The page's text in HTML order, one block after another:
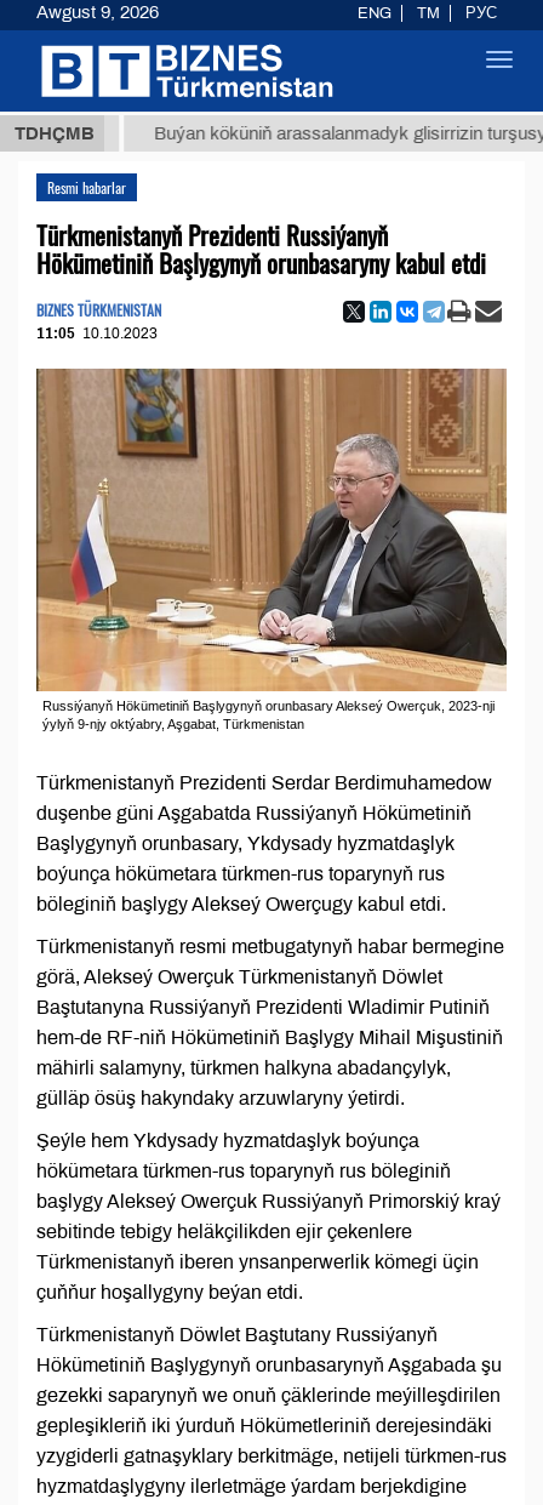
TDHÇMBBuýan köküniň arassalanmadyk glisirrizin turşusy (t.)
Resmi habarlar
Türkmenistanyň Prezidenti Russiýanyň
Hökümetiniň Başlygynyň orunbasaryny kabul etdi
BIZNES TÜRKMENISTAN
11:05 10.10.2023
Russiýanyň Hökümetiniň Başlygynyň orunbasary Alekseý Owerçuk, 2023-nji
ýylyň 9-njy oktýabry, Aşgabat, Türkmenistan
Türkmenistanyň Prezidenti Serdar Berdimuhamedow
duşenbe güni Aşgabatda Russiýanyň Hökümetiniň
Başlygynyň orunbasary, Ykdysady hyzmatdaşlyk
boýunça hökümetara türkmen-rus toparynyň rus
böleginiň başlygy Alekseý Owerçugy kabul etdi.
Türkmenistanyň resmi metbugatynyň habar bermegine
görä, Alekseý Owerçuk Türkmenistanyň Döwlet
Baştutanyna Russiýanyň Prezidenti Wladimir Putiniň
hem-de RF-niň Hökümetiniň Başlygy Mihail Mişustiniň
mähirli salamyny, türkmen halkyna abadançylyk,
gülläp ösüş hakyndaky arzuwlaryny ýetirdi.
Şeýle hem Ykdysady hyzmatdaşlyk boýunça
hökümetara türkmen-rus toparynyň rus böleginiň
başlygy Alekseý Owerçuk Russiýanyň Primorskiý kraý
sebitinde tebigy heläkçilikden ejir çekenlere
Türkmenistanyň iberen ynsanperwerlik kömegi üçin
çuňňur hoşallygyny beýan etdi.
Türkmenistanyň Döwlet Baştutany Russiýanyň
Hökümetiniň Başlygynyň orunbasarynyň Aşgabada şu
gezekki saparynyň we onuň çäklerinde meýilleşdirilen
gepleşikleriň iki ýurduň Hökümetleriniň derejesindäki
yzygiderli gatnaşyklary berkitmäge, netijeli türkmen-rus
hyzmatdaşlygyny ilerletmäge ýardam berjekdigine
Awgust 9, 2026 ENG TM РУС